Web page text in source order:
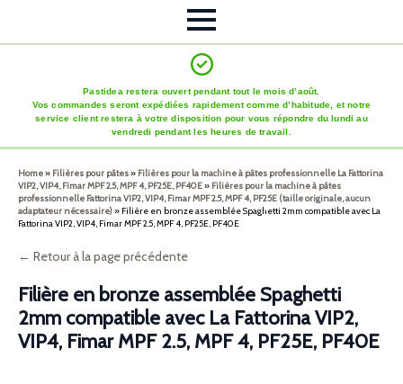
Pastidea restera ouvert pendant tout le mois d’août.
Vos commandes seront expédiées rapidement comme d’habitude, et notre
service client restera à votre disposition pour vous répondre du lundi au
vendredi pendant les heures de travail.
Home» Filières pour pâtes» Filières pour la machine à pâtes professionnelle La Fattorina
VIP2, VIP4, Fimar MPF 2.5, MPF 4, PF25E, PF40E» Filières pour la machine à pâtes
professionnelle Fattorina VIP2, VIP4, Fimar MPF 2.5, MPF 4, PF25E (taille originale, aucun
adaptateur nécessaire)» Filière en bronze assemblée Spaghetti 2mm compatible avec La
Fattorina VIP2, VIP4, Fimar MPF 2.5, MPF 4, PF25E, PF40E
← Retour à la page précédente
Filière en bronze assemblée Spaghetti
2mm compatible avec La Fattorina VIP2,
VIP4, Fimar MPF 2.5, MPF 4, PF25E, PF40E